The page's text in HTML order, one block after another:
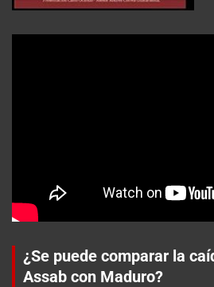
¿Se puede comparar la
Assab con Maduro?